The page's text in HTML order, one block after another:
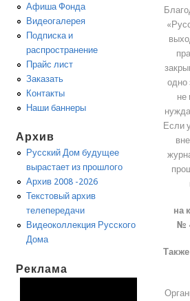
Афиша Фонда
Видеогалерея
Подписка и
распространение
Прайс лист
Заказать
Контакты
Наши баннеры
Архив
Русский Дом будущее
вырастает из прошлого
Архив 2008 -2026
Текстовый архив
телепередачи
Видеоколлекция Русского
Дома
Реклама
одно
не
Если
на
№